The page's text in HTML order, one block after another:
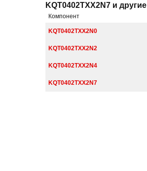
KQT0402TXX2N7 и другие
Компонент
KQT0402TXX2N0
KQT0402TXX2N2
KQT0402TXX2N4
KQT0402TXX2N7